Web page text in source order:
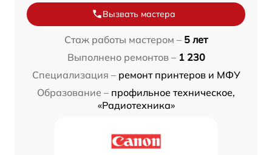
Вызвать мастера
Стаж работы мастером – 5 лет
Выполнено ремонтов – 1 230
Специализация – ремонт принтеров и МФУ
Образование – профильное техническое,
«Радиотехника»